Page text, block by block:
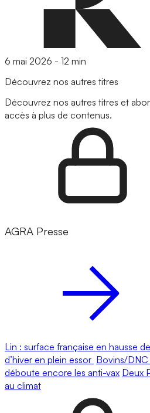
6 mai 2026 - 12 min
Découvrez nos autres titres
Découvrez nos autres titres et
accès à plus de contenus.
AGRA Presse
Lin : surface française en hausse
d’hiver en plein essor Bovins/DNC
déboute encore les anti-vax Deux
au climat